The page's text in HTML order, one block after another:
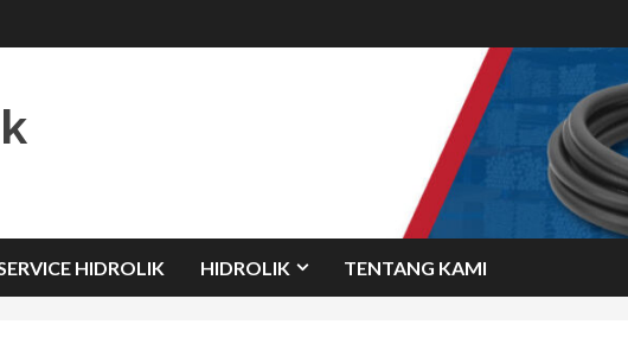
HIDROLIK HIDROLIK TENTANG KAMI